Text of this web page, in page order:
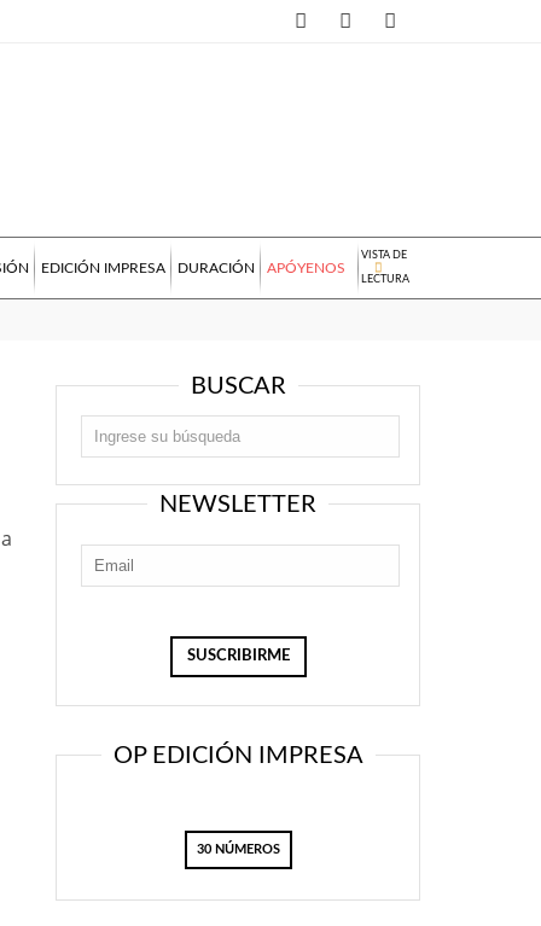
EDICIÓN IMPRESA DURACIÓN APÓYENOS
VISTA DE
LECTURA
BUSCAR
NEWSLETTER
OP EDICIÓN IMPRESA
30 NÚMEROS